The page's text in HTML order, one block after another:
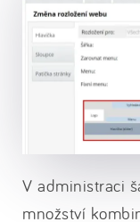
V administraci
množství